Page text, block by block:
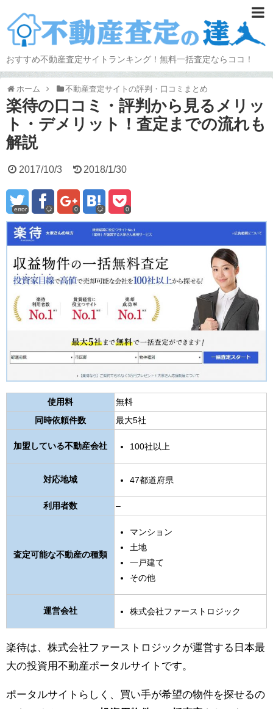
おすすめ不動産査定サイトランキング！無料一括査定ならココ！
ホーム 不動産査定サイトの評判・口コミまとめ
楽待の口コミ・評判から見るメリッ
ト・デメリット！査定までの流れも
解説
2017/10/3 2018/1/30
error 0 0
使用料
無料
同時依頼件数
最大5社
加盟している不動産会社 100社以上
対応地域 47都道府県
利用者数 –
査定可能な不動産の種類
マンション
土地
一戸建て
その他
運営会社 株式会社ファーストロジック
楽待は、株式会社ファーストロジックが運営する日本最
大の投資用不動産ポータルサイトです。
ポータルサイトらしく、買い手が希望の物件を探せるの